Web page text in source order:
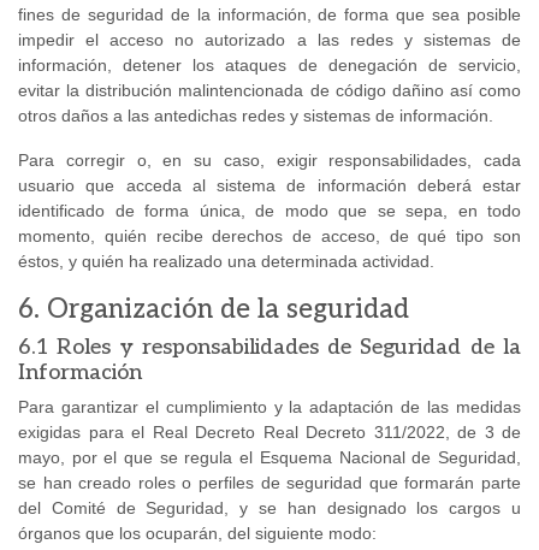
fines de seguridad de la información, de forma que sea posible
impedir el acceso no autorizado a las redes y sistemas de
información, detener los ataques de denegación de servicio,
evitar la distribución malintencionada de código dañino así como
otros daños a las antedichas redes y sistemas de información.
Para corregir o, en su caso, exigir responsabilidades, cada
usuario que acceda al sistema de información deberá estar
identificado de forma única, de modo que se sepa, en todo
momento, quién recibe derechos de acceso, de qué tipo son
éstos, y quién ha realizado una determinada actividad.
6. Organización de la seguridad
6.1 Roles y responsabilidades de Seguridad de la
Información
Para garantizar el cumplimiento y la adaptación de las medidas
exigidas para el Real Decreto Real Decreto 311/2022, de 3 de
mayo, por el que se regula el Esquema Nacional de Seguridad,
se han creado roles o perfiles de seguridad que formarán parte
del Comité de Seguridad, y se han designado los cargos u
órganos que los ocuparán, del siguiente modo: